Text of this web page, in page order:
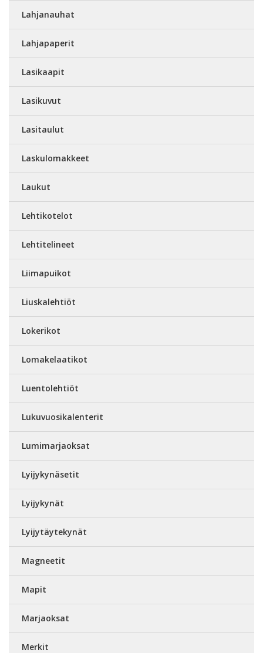
Lahjanauhat
Lahjapaperit
Lasikaapit
Lasikuvut
Lasitaulut
Laskulomakkeet
Laukut
Lehtikotelot
Lehtitelineet
Liimapuikot
Liuskalehtiöt
Lokerikot
Lomakelaatikot
Luentolehtiöt
Lukuvuosikalenterit
Lumimarjaoksat
Lyijykynäsetit
Lyijykynät
Lyijytäytekynät
Magneetit
Mapit
Marjaoksat
Merkit